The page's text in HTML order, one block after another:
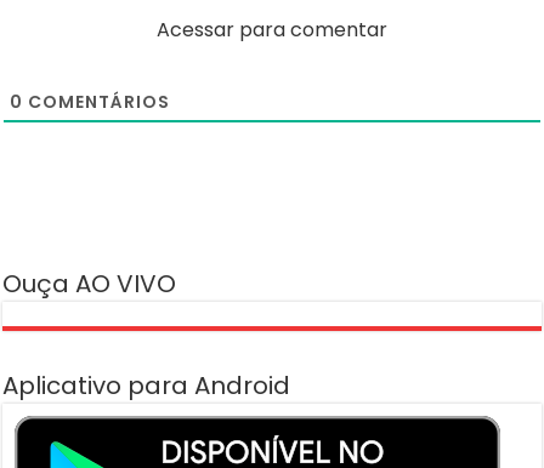
Acessar para comentar
0 COMENTÁRIOS
Ouça AO VIVO
Aplicativo para Android